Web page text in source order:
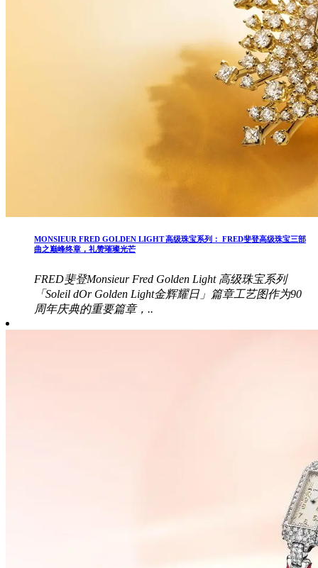
MONSIEUR FRED GOLDEN LIGHT 高级珠宝系列： FRED斐登高级珠宝三部
曲之巅峰终章，礼赞璀璨光芒
FRED斐登Monsieur Fred Golden Light 高级珠宝系列
「Soleil dOr Golden Light金辉耀日」篇章工艺图作为90
周年庆典的重要篇章，..